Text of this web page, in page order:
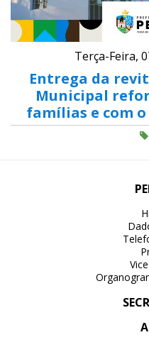
Terça-Feira,
Entrega da
Municipal
famílias e com